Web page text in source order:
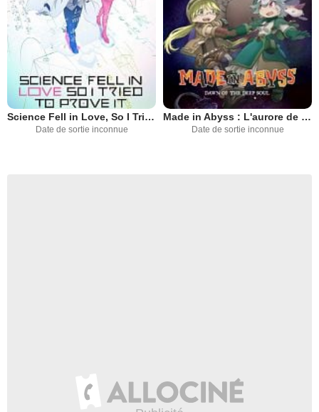
Science Fell in Love, So I Tried to Prove It
Date de sortie inconnue
Made in Abyss : L'aurore de l'âme des profondeurs
Date de sortie inconnue